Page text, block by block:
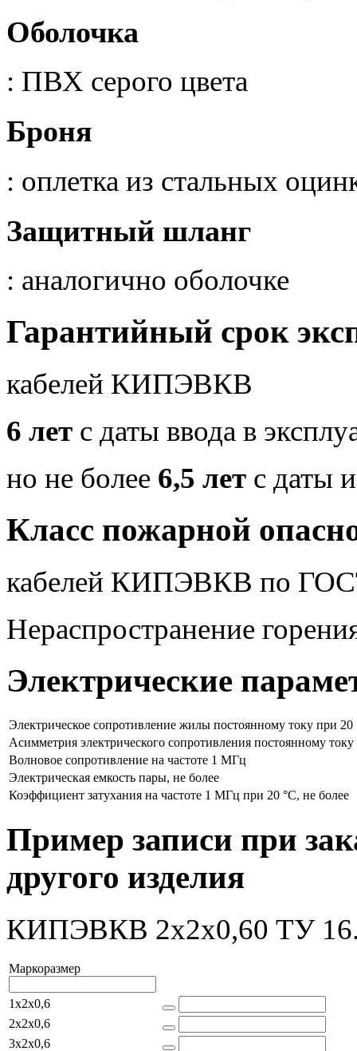
Оболочка
: ПВХ серого цвета
Броня
: оплетка из стальных
Защитный шланг
: аналогично оболочке
Гарантийный срок
кабелей КИПЭВКВ
6 лет с даты ввода в
но не более 6,5 лет с даты
Класс пожарной
кабелей КИПЭВКВ по
Нераспространение
Электрические
Электрическое сопротивление жилы постоянному току при 20
Асимметрия электрического сопротивления постоянному
Волновое сопротивление на частоте 1 МГц
Электрическая емкость пары, не более
Коэффициент затухания на частоте 1 МГц при 20 °C, не более
Пример записи при
другого изделия
КИПЭВКВ 2x2x0,60 ТУ
Маркоразмер
1x2x0,6
2x2x0,6
3x2x0,6